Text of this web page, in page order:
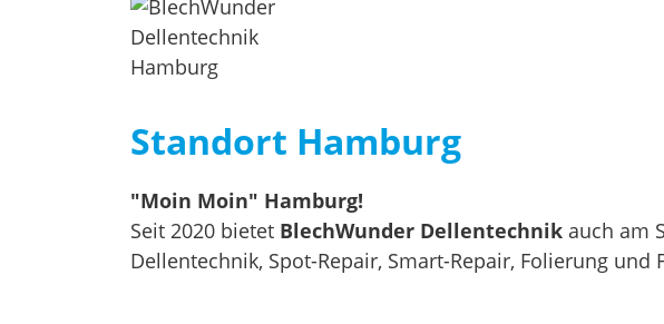
Standort Hamburg
"Moin Moin" Hamburg!
Seit 2020 bietet BlechWunder Dellentechnik auch am
Dellentechnik, Spot-Repair, Smart-Repair, Folierung und